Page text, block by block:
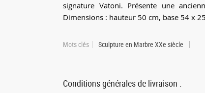
signature Vatoni. Présente une
Dimensions : hauteur 50 cm, base 54 x
Mots clés Sculpture en Marbre XXe siècle
Conditions générales de livraison :